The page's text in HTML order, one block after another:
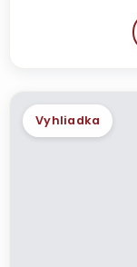
Vyhliadka